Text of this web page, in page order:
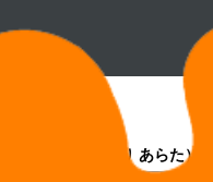
（ともり あらた）